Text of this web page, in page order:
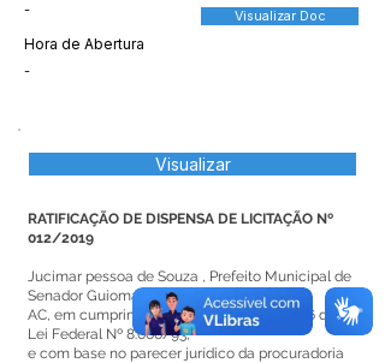
-
Hora de Abertura
-
Visualizar Doc
Visualizar
RATIFICAÇÃO DE DISPENSA DE LICITAÇÃO Nº
012/2019
Jucimar pessoa de Souza , Prefeito Municipal de
Senador Guiomard/
AC, em cumprimento ao disposto no Art. 26 da
Lei Federal Nº 8.666/93,
e com base no parecer jurídico da procuradoria